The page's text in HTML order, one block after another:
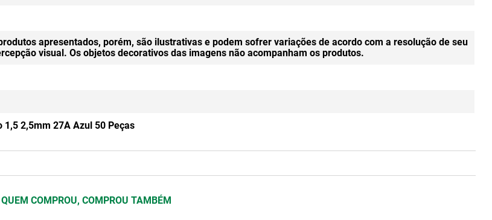
apresentados, porém, são ilustrativas e podem sofrer variações de acordo com a resolução de seu
visual. Os objetos decorativos das imagens não acompanham os produtos.
2,5mm 27A Azul 50 Peças
QUEM COMPROU, COMPROU TAMBÉM